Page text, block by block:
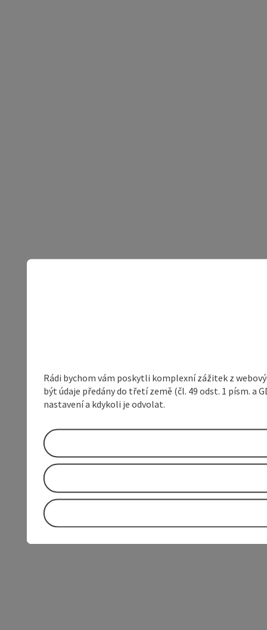
Rádi bychom vám poskytli komplexní zážitek z
být údaje předány do třetí země (čl. 49 odst. 1 písm.
nastavení a kdykoli je odvolat.